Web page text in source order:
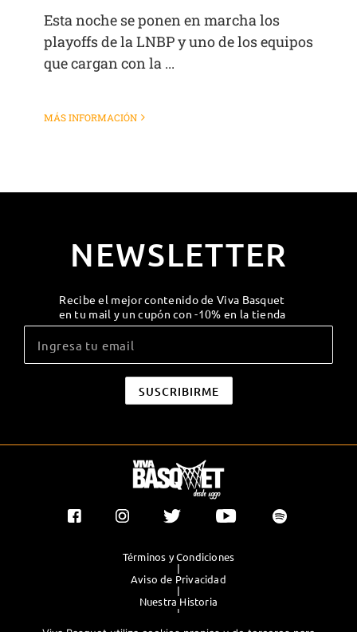
Esta noche se ponen en marcha los
playoffs de la LNBP y uno de los equipos
que cargan con la ...
MÁS INFORMACIÓN
NEWSLETTER
Recibe el mejor contenido de Viva Basquet
en tu mail y un cupón con -10% en la tienda
Términos y Condiciones
|
Aviso de Privacidad
|
Nuestra Historia
|